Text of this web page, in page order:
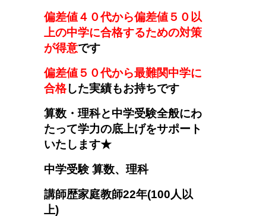
偏差値４０代から偏差値５０以
上の中学に合格するための対策
が得意です
偏差値５０代から最難関中学に
合格した実績もお持ちです
算数・理科と中学受験全般にわ
たって学力の底上げをサポート
いたします★
中学受験算数、理科
講師歴家庭教師22年(100人以
上)